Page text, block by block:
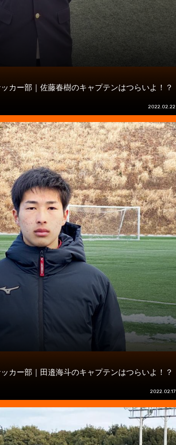
カー部｜佐藤春樹のキャプテンはつらいよ！？
2022.02.22
カー部｜田邉海斗のキャプテンはつらいよ！？
2022.02.17